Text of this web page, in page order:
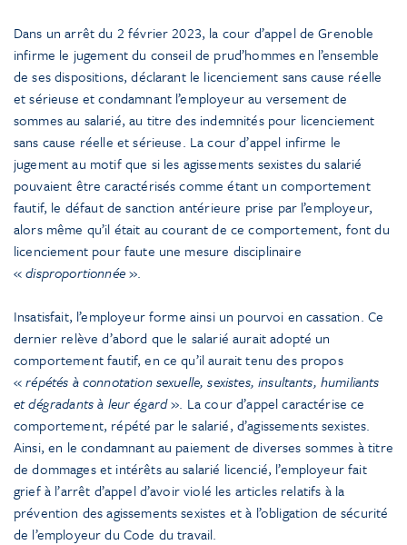
Dans un arrêt du 2 février 2023, la cour d’appel de Grenoble
infirme le jugement du conseil de prud’hommes en l’ensemble
de ses dispositions, déclarant le licenciement sans cause réelle
et sérieuse et condamnant l’employeur au versement de
sommes au salarié, au titre des indemnités pour licenciement
sans cause réelle et sérieuse. La cour d’appel infirme le
jugement au motif que si les agissements sexistes du salarié
pouvaient être caractérisés comme étant un comportement
fautif, le défaut de sanction antérieure prise par l’employeur,
alors même qu’il était au courant de ce comportement, font du
licenciement pour faute une mesure disciplinaire
«disproportionnée».
Insatisfait, l’employeur forme ainsi un pourvoi en cassation. Ce
dernier relève d’abord que le salarié aurait adopté un
comportement fautif, en ce qu’il aurait tenu des propos
«répétés à connotation sexuelle, sexistes, insultants, humiliants
et dégradants à leur égard». La cour d’appel caractérise ce
comportement, répété par le salarié, d’agissements sexistes.
Ainsi, en le condamnant au paiement de diverses sommes à titre
de dommages et intérêts au salarié licencié, l’employeur fait
grief à l’arrêt d’appel d’avoir violé les articles relatifs à la
prévention des agissements sexistes et à l’obligation de sécurité
de l’employeur du Code du travail.